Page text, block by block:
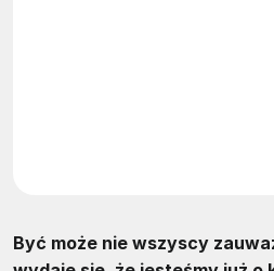
Być może nie wszyscy